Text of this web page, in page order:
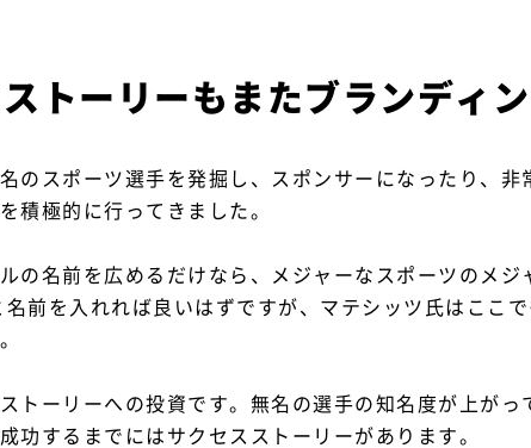
トーリーもまたブランディ
のスポーツ選手を発掘し、スポンサーになったり、非
積極的に行ってきました。
の名前を広めるだけなら、メジャーなスポーツのメジ
前を入れれば良いはずですが、マテシッツ氏はここ
トーリーへの投資です。無名の選手の知名度が上がっ
功するまでにはサクセスストーリーがあります。